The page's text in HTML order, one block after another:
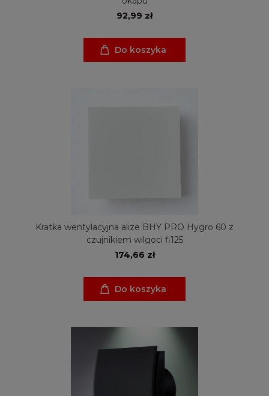
92,99 zł
Do koszyka
Kratka wentylacyjna alize BHY PRO Hygro 60 z
czujnikiem wilgoci fi125
174,66 zł
Do koszyka